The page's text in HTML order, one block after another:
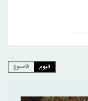
اليوم الأسبوع